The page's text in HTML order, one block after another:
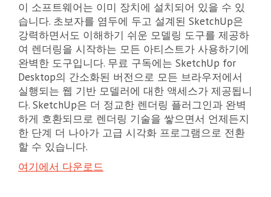
이 소프트웨어는 이미 장치에 설치되어 있을 수 있
습니다. 초보자를 염두에 두고 설계된 SketchUp은
강력하면서도 이해하기 쉬운 모델링 도구를 제공하
여 렌더링을 시작하는 모든 아티스트가 사용하기에
완벽한 도구입니다. 무료 구독에는 SketchUp for
Desktop의 간소화된 버전으로 모든 브라우저에서
실행되는 웹 기반 모델러에 대한 액세스가 제공됩니
다. SketchUp은 더 정교한 렌더링 플러그인과 완벽
하게 호환되므로 렌더링 기술을 쌓으면서 언제든지
한 단계 더 나아가 고급 시각화 프로그램으로 전환
할 수 있습니다.
여기에서 다운로드